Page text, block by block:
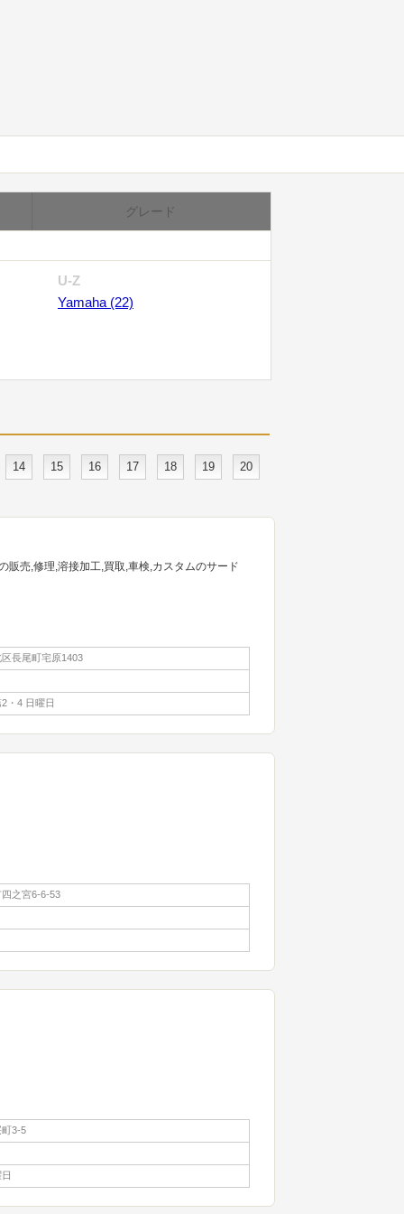
グレード
U-Z
Yamaha (22)
14 15 16 17 18 19 20
売,修理,溶接加工,買取,車検,カスタムのサード
長尾町宅原1403
・4 日曜日
之宮6-6-53
3-5